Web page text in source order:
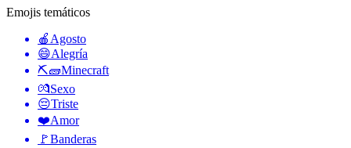
Emojis temáticos
🍎 Agosto
😄Alegría
⛏🧱Minecraft
💏Sexo
😔Triste
❤️Amor
🚩Banderas